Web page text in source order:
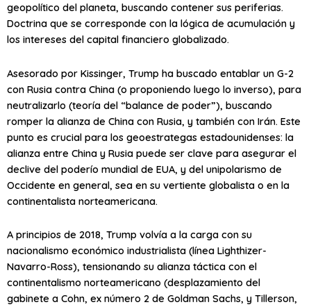
geopolítico del planeta, buscando contener sus periferias.
Doctrina que se corresponde con la lógica de acumulación y
los intereses del capital financiero globalizado.
Asesorado por Kissinger, Trump ha buscado entablar un G-2
con Rusia contra China (o proponiendo luego lo inverso), para
neutralizarlo (teoría del “balance de poder”), buscando
romper la alianza de China con Rusia, y también con Irán. Este
punto es crucial para los geoestrategas estadounidenses: la
alianza entre China y Rusia puede ser clave para asegurar el
declive del poderío mundial de EUA, y del unipolarismo de
Occidente en general, sea en su vertiente globalista o en la
continentalista norteamericana.
A principios de 2018, Trump volvía a la carga con su
nacionalismo económico industrialista (línea Lighthizer-
Navarro-Ross), tensionando su alianza táctica con el
continentalismo norteamericano (desplazamiento del
gabinete a Cohn, ex número 2 de Goldman Sachs, y Tillerson,